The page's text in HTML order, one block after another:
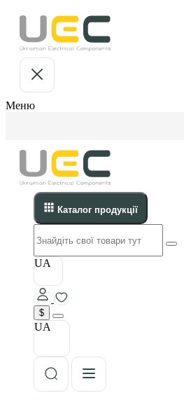
Меню
Каталог продукції
UA
$
UA